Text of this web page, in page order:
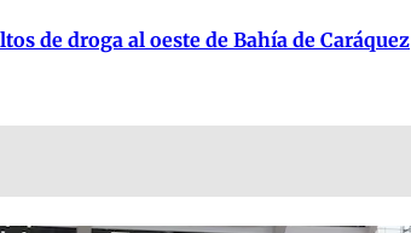
de droga al oeste de Bahía de Caráquez